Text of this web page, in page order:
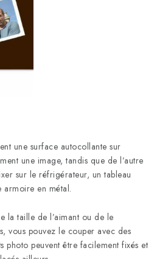
une surface autocollante sur
une image, tandis que de l’autre
sur le réfrigérateur, un tableau
armoire en métal.
la taille de l’aimant ou de le
vous pouvez le couper avec des
photo peuvent être facilement fixés et